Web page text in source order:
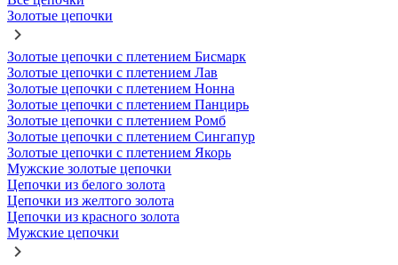
Золотые цепочки
Золотые цепочки с плетением Бисмарк
Золотые цепочки с плетением Лав
Золотые цепочки с плетением Нонна
Золотые цепочки с плетением Панцирь
Золотые цепочки с плетением Ромб
Золотые цепочки с плетением Сингапур
Золотые цепочки с плетением Якорь
Мужские золотые цепочки
Цепочки из белого золота
Цепочки из желтого золота
Цепочки из красного золота
Мужские цепочки